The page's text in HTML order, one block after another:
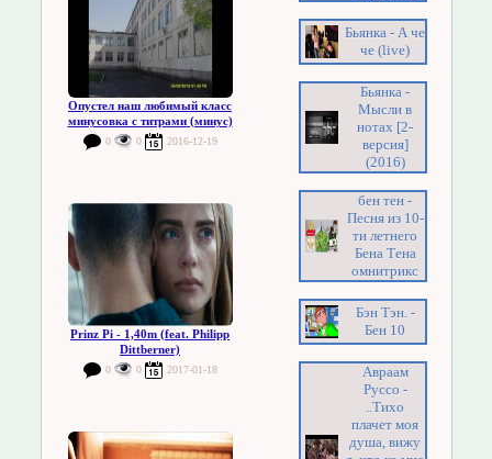
Опустел наш любимый класс
минусовка с титрами (минус)
0 0 2016-12-19
Prinz Pi - 1,40m (feat. Philipp
Dittberner)
0 0 2017-01-18
Бьянка - А че
че (live)
Бьянка -
Мысли в
нотах [2-
версия]
(2016)
бен тен -
Песня из 10-
ти летнего
Бена Тена
омнитрикс
Бэн Тэн. -
Бен 10
Авраам
Руссо -
..Тихо
плачет моя
душа, вижу